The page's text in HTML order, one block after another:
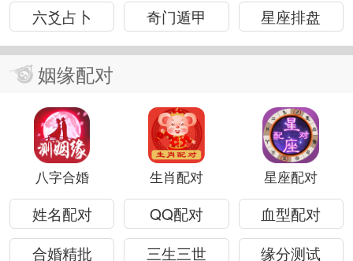
六爻占卜
奇门遁甲 星座排盘
姻缘配对
八字合婚 生肖配对 星座配对
姓名配对 QQ配对
血型配对
合婚精批
三生三世 缘分测试